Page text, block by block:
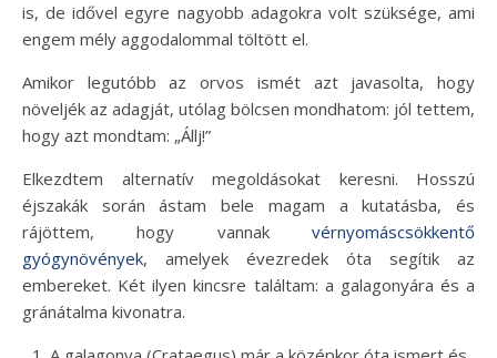
is, de idővel egyre nagyobb adagokra volt szüksége, ami
engem mély aggodalommal töltött el.
Amikor legutóbb az orvos ismét azt javasolta, hogy
növeljék az adagját, utólag bölcsen mondhatom: jól tettem,
hogy azt mondtam: „Állj!”
Elkezdtem alternatív megoldásokat keresni. Hosszú
éjszakák során ástam bele magam a kutatásba, és
rájöttem, hogy vannak vérnyomáscsökkentő
gyógynövények, amelyek évezredek óta segítik az
embereket. Két ilyen kincsre találtam: a galagonyára és a
gránátalma kivonatra.